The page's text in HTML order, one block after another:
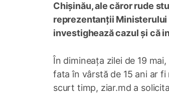
Chișinău, ale căror rude
reprezentanții Ministerului
investighează cazul și că
În dimineața zilei de 19
fata în vârstă de 15 ani ar
scurt timp, ziar.md a